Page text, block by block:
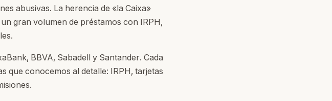
abusivas. La herencia de «la Caixa»
gran volumen de préstamos con IRPH,
BBVA, Sabadell y Santander. Cada
que conocemos al detalle: IRPH, tarjetas